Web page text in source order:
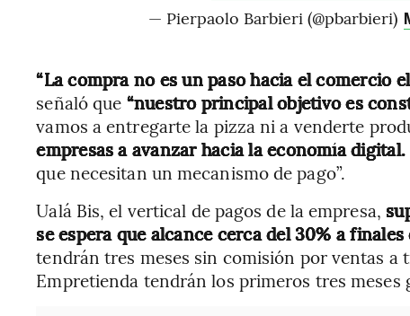
— Pierpaolo Barbieri (@pbarbieri)
“La compra no es un paso hacia el comercio
señaló que “nuestro principal objetivo es
vamos a entregarte la pizza ni a venderte
empresas a avanzar hacia la economía digital.
que necesitan un mecanismo de pago”.
Ualá Bis, el vertical de pagos de la empresa,
se espera que alcance cerca del 30% a finales
tendrán tres meses sin comisión por ventas a
Empretienda tendrán los primeros tres meses